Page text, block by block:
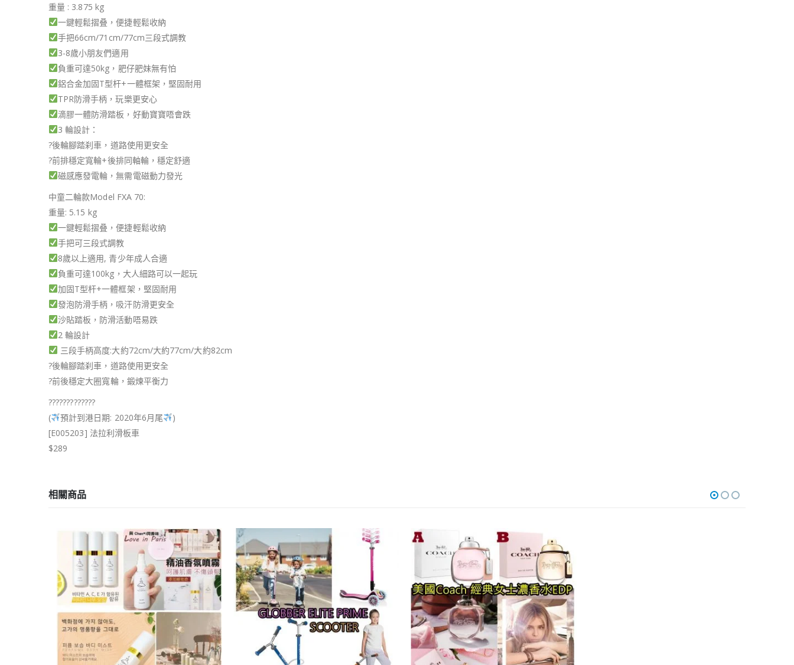
重量 : 3.875 kg
一鍵輕鬆摺叠，便捷輕鬆收納
手把66cm/71cm/77cm三段式調教
3-8歲小朋友們適用
負重可達50kg，肥仔肥妹無有怕
鋁合金加固T型杆+一體框架，堅固耐用
TPR防滑手柄，玩樂更安心
滴膠一體防滑踏板，好動寶寶唔會跌
3 輪設計：
?後輪腳踏刹車，道路使用更安全
?前排穩定寬輪+後排同軸輪，穩定舒適
磁感應發電輪，無需電磁動力發光
中童二輪款Model FXA 70:
重量: 5.15 kg
一鍵輕鬆摺叠，便捷輕鬆收納
手把可三段式調教
8歲以上適用, 青少年成人合適
負重可達100kg，大人細路可以一起玩
加固T型杆+一體框架，堅固耐用
發泡防滑手柄，吸汗防滑更安全
沙貼踏板，防滑活動唔易跌
2 輪設計
三段手柄高度:大約72cm/大約77cm/大約82cm
?後輪腳踏刹車，道路使用更安全
?前後穩定大圈寬輪，鍛煉平衡力
?????????????
(
預計到港日期: 2020年6月尾
)
[E005203] 法拉利滑板車
$289
相關商品